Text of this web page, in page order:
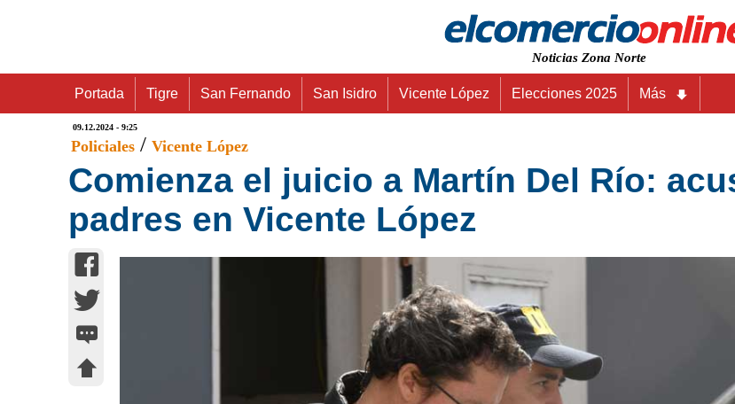
Noticias Zona Norte
Portada Tigre San Fernando San Isidro Vicente López Elecciones 2025 Más
09.12.2024 - 9:25
Policiales / Vicente López
Comienza el juicio a Martín Del Río:
padres en Vicente López